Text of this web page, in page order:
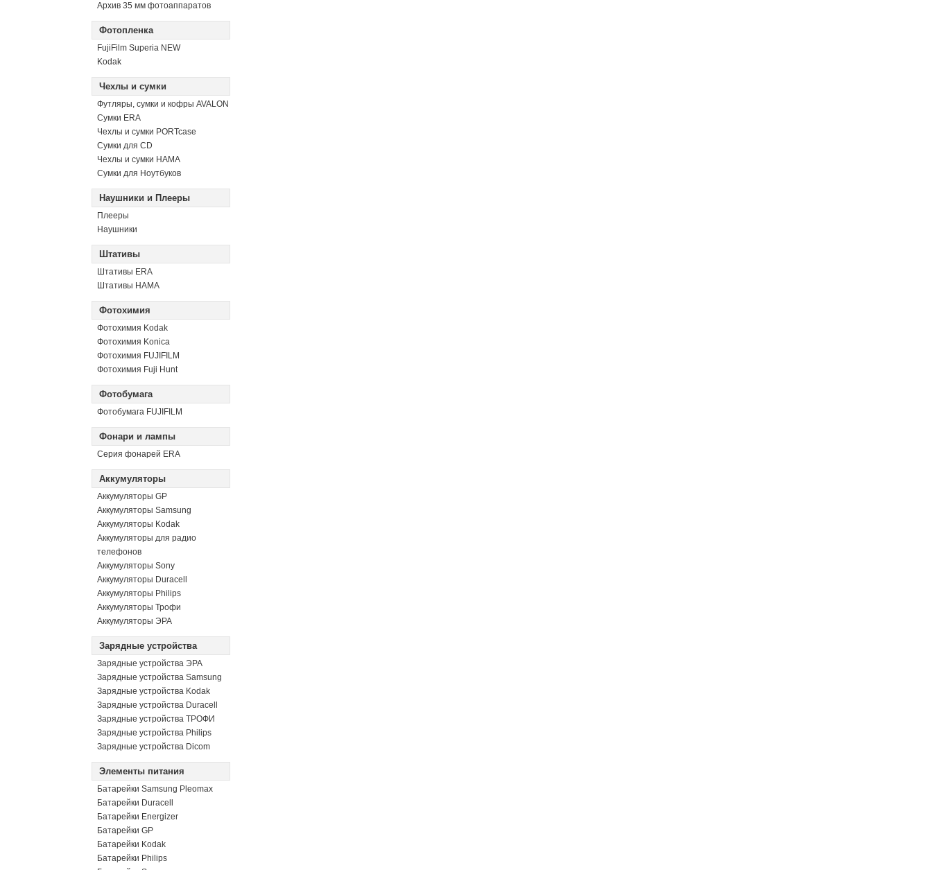
Архив 35 мм фотоаппаратов
Фотопленка
FujiFilm Superia NEW
Kodak
Чехлы и сумки
Футляры, сумки и кофры AVALON
Сумки ERA
Чехлы и сумки PORTcase
Сумки для CD
Чехлы и сумки HAMA
Сумки для Ноутбуков
Наушники и Плееры
Плееры
Наушники
Штативы
Штативы ERA
Штативы HAMA
Фотохимия
Фотохимия Kodak
Фотохимия Konica
Фотохимия FUJIFILM
Фотохимия Fuji Hunt
Фотобумага
Фотобумага FUJIFILM
Фонари и лампы
Серия фонарей ERA
Аккумуляторы
Аккумуляторы GP
Аккумуляторы Samsung
Аккумуляторы Kodak
Аккумуляторы для радио
телефонов
Аккумуляторы Sony
Аккумуляторы Duracell
Аккумуляторы Philips
Аккумуляторы Трофи
Аккумуляторы ЭРА
Зарядные устройства
Зарядные устройства ЭРА
Зарядные устройства Samsung
Зарядные устройства Kodak
Зарядные устройства Duracell
Зарядные устройства ТРОФИ
Зарядные устройства Philips
Зарядные устройства Dicom
Элементы питания
Батарейки Samsung Pleomax
Батарейки Duracell
Батарейки Energizer
Батарейки GP
Батарейки Kodak
Батарейки Philips